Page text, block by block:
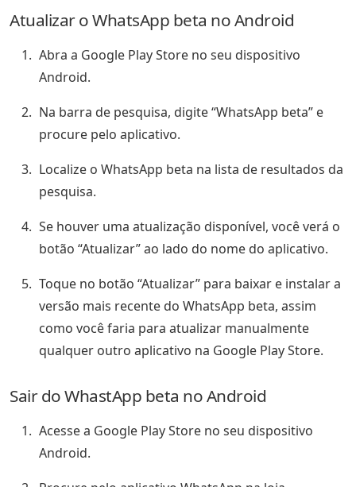
Atualizar o WhatsApp beta no Android
Abra a Google Play Store no seu dispositivo
Android.
Na barra de pesquisa, digite “WhatsApp beta” e
procure pelo aplicativo.
Localize o WhatsApp beta na lista de resultados da
pesquisa.
Se houver uma atualização disponível, você verá o
botão “Atualizar” ao lado do nome do aplicativo.
Toque no botão “Atualizar” para baixar e instalar a
versão mais recente do WhatsApp beta, assim
como você faria para atualizar manualmente
qualquer outro aplicativo na Google Play Store.
Sair do WhastApp beta no Android
Acesse a Google Play Store no seu dispositivo
Android.